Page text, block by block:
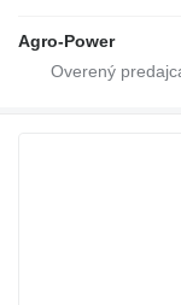
Agro-Power